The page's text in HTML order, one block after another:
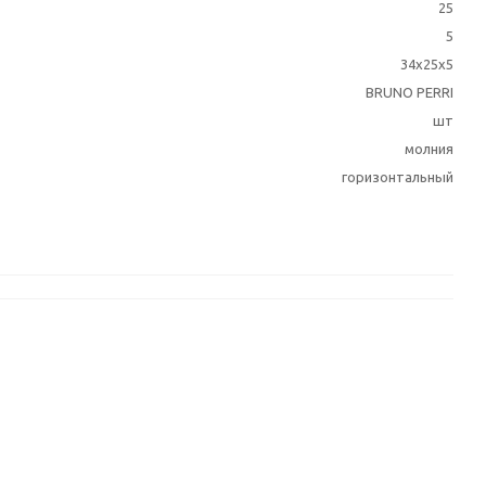
25
5
34х25х5
BRUNO PERRI
шт
молния
горизонтальный